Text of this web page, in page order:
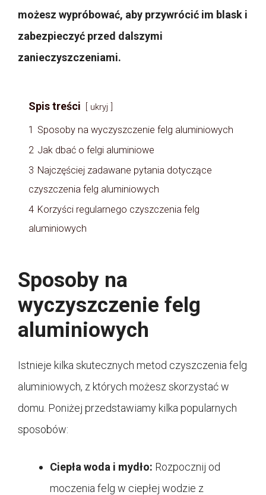
możesz wypróbować, aby przywrócić im blask i
zabezpieczyć przed dalszymi
zanieczyszczeniami.
Spis treści ukryj
1 Sposoby na wyczyszczenie felg aluminiowych
2 Jak dbać o felgi aluminiowe
3 Najczęściej zadawane pytania dotyczące
czyszczenia felg aluminiowych
4 Korzyści regularnego czyszczenia felg
aluminiowych
Sposoby na
wyczyszczenie felg
aluminiowych
Istnieje kilka skutecznych metod czyszczenia felg
aluminiowych, z których możesz skorzystać w
domu. Poniżej przedstawiamy kilka popularnych
sposobów:
Ciepła woda i mydło: Rozpocznij od
moczenia felg w ciepłej wodzie z